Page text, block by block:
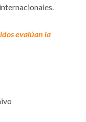
evalúan la